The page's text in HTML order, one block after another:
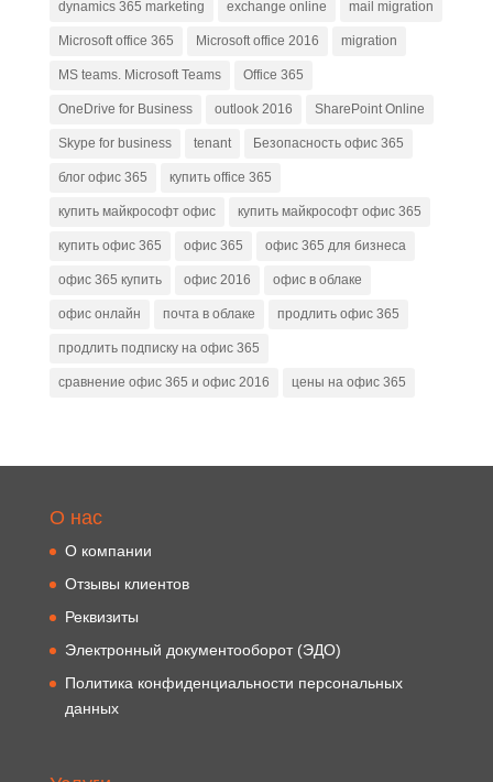
dynamics 365 marketing exchange online mail migration
Microsoft office 365 Microsoft office 2016 migration
MS teams. Microsoft Teams Office 365
OneDrive for Business outlook 2016 SharePoint Online
Skype for business tenant Безопасность офис 365
блог офис 365 купить office 365
купить майкрософт офис купить майкрософт офис 365
купить офис 365 офис 365 офис 365 для бизнеса
офис 365 купить офис 2016 офис в облаке
офис онлайн почта в облаке продлить офис 365
продлить подписку на офис 365
сравнение офис 365 и офис 2016 цены на офис 365
О нас
О компании
Отзывы клиентов
Реквизиты
Электронный документооборот (ЭДО)
Политика конфиденциальности персональных
данных